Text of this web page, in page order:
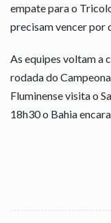
empate para o
precisam vencer por
As equipes voltam a
rodada do
Fluminense visita o
18h30 o Bahia